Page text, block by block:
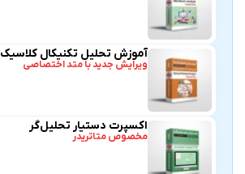
آموزش تحلیل تکنیکال کلاسیک
ویرایش جدید با متد اختصاصی
اکسپرت دستیار تحلیل‌گر
مخصوص متاتریدر